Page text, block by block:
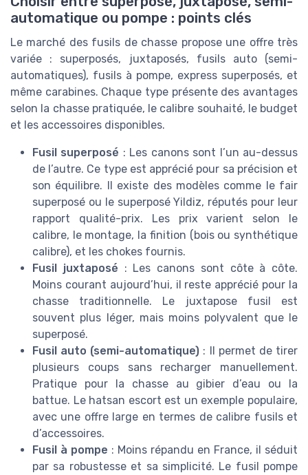
automatique ou pompe : points clés
Le marché des fusils de chasse propose une offre très
variée : superposés, juxtaposés, fusils auto (semi-
automatiques), fusils à pompe, express superposés, et
même carabines. Chaque type présente des avantages
selon la chasse pratiquée, le calibre souhaité, le budget
et les accessoires disponibles.
Fusil superposé : Les canons sont l’un au-dessus
de l’autre. Ce type est apprécié pour sa précision et
son équilibre. Il existe des modèles comme le fair
superposé ou le superposé Yildiz, réputés pour leur
rapport qualité-prix. Les prix varient selon le
calibre, le montage, la finition (bois ou synthétique
calibre), et les chokes fournis.
Fusil juxtaposé : Les canons sont côte à côte.
Moins courant aujourd’hui, il reste apprécié pour la
chasse traditionnelle. Le juxtapose fusil est
souvent plus léger, mais moins polyvalent que le
superposé.
Fusil auto (semi-automatique) : Il permet de tirer
plusieurs coups sans recharger manuellement.
Pratique pour la chasse au gibier d’eau ou la
battue. Le hatsan escort est un exemple populaire,
avec une offre large en termes de calibre fusils et
d’accessoires.
Fusil à pompe : Moins répandu en France, il séduit
par sa robustesse et sa simplicité. Le fusil pompe